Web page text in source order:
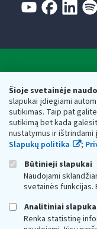
Šioje svetainėje
slapukai įdiegiami
sutikimas. Taip pat
sutikimą bet kada
nustatymus ir ištrindami
Slapukų politika
;
Būtinieji slapukai
Naudojami
svetainės funkcijas.
Analitiniai
Renka statistinę
Respublikos
Biudžetinė įstaiga.
adresas: Vasario 16-
vmi@vmi.lt, E.
Duomenys apie
Respublikos finansų